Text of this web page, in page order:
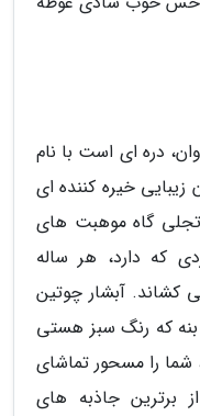
دره ای است با نام
زیبایی خیره کننده ای
تجلی گاه موهبت های
که دارد، هر ساله
کشاند. آبشار چوتین
که رنگ سبز هستی
شما را مسحور تماشای
برترین جاذبه های